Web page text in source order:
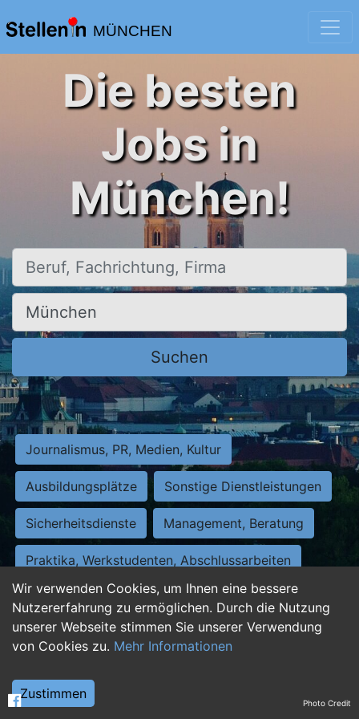
MÜNCHEN
Wir verwenden Cookies, um Ihnen eine bessere
Nutzererfahrung zu ermöglichen. Durch die Nutzung
unserer Webseite stimmen Sie unserer Verwendung
von Cookies zu. Mehr Informationen
Zustimmen
Die besten
Jobs in
München!
Beruf, Fachrichtung, Firma
Ort, Stadt
Suchen
Journalismus, PR, Medien, Kultur
Ausbildungsplätze Sonstige Dienstleistungen
Sicherheitsdienste Management, Beratung
Praktika, Werkstudenten, Abschlussarbeiten
Personalwesen Assistenz, Sekretariat
Hilfskräfte, Aushilfs- und Nebenjobs
Weiterbildung, Studium, duale Ausbildung Photo Credit